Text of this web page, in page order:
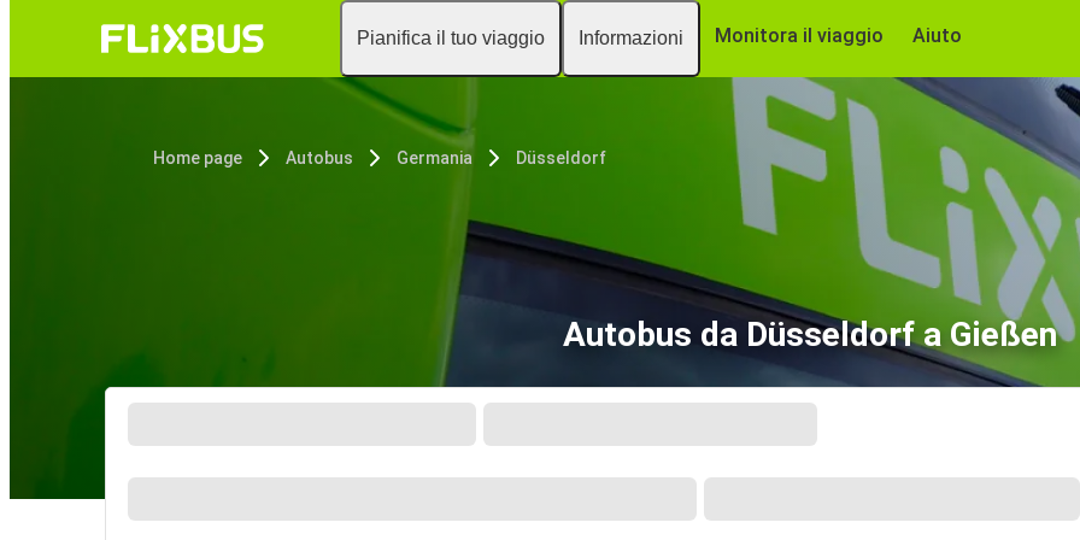
Pianifica il tuo viaggio Informazioni Monitora il viaggio Aiuto
Home page Autobus Germania Düsseldorf
Autobus da Düsseldorf a Gießen